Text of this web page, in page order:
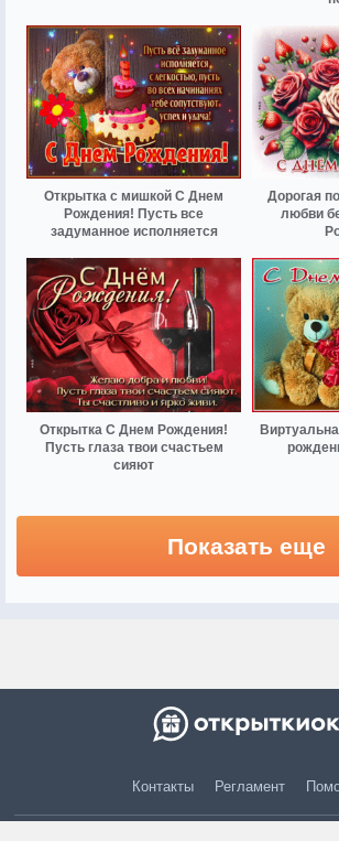
Открытка с мишкой С Днем
Рождения! Пусть все
задуманное исполняется
Дорогая
любви
Открытка С Днем Рождения!
Пусть глаза твои счастьем
сияют
Показать еще
Контакты Регламент